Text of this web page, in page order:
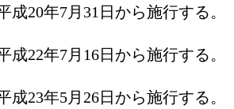
成20年7月31日から施行する。
成22年7月16日から施行する。
成23年5月26日から施行する。